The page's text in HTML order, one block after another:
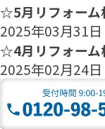
☆5月リフォー
2025年03月31日
☆4月リフォー
2025年02月24日
☆3月リフォーム
2025年01月27日